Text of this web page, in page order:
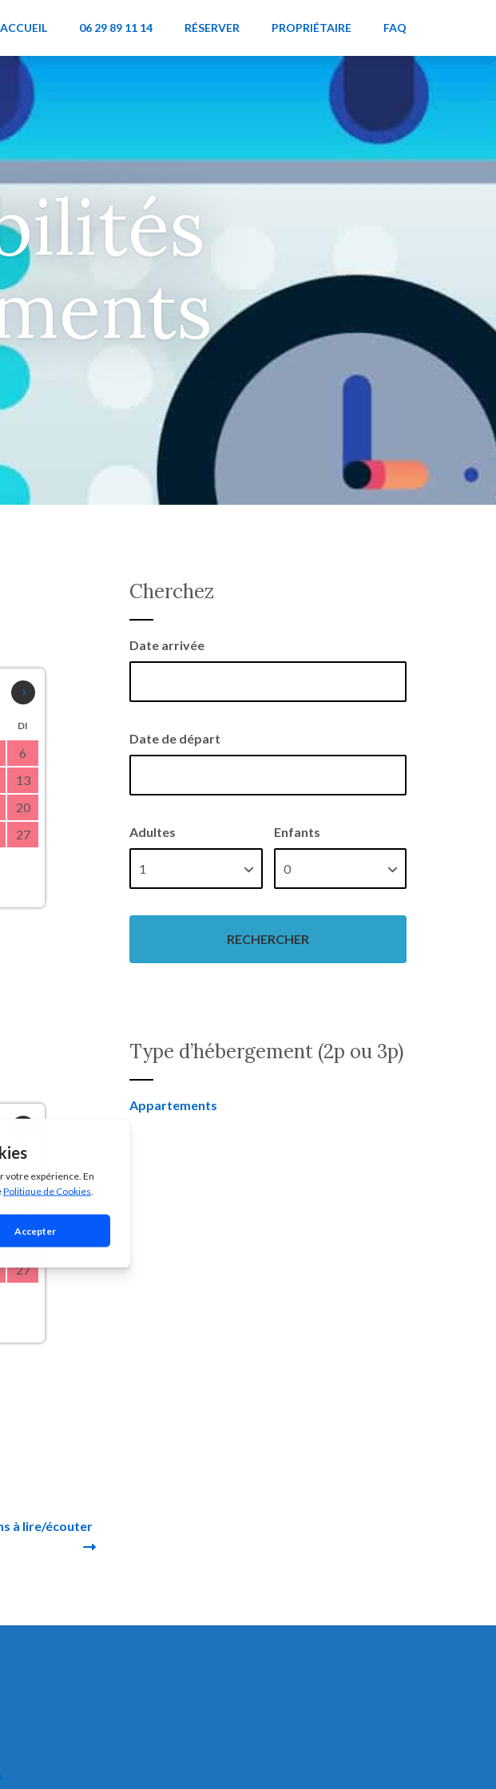
ACCUEIL 06 29 89 11 14 RÉSERVER PROPRIÉTAIRE FAQ
›
DI
6
13
20
27
DI
6
13
27
à lire/écouter
Cherchez
Date arrivée
Date de départ
Adultes Enfants
Type d’hébergement (2p ou 3p)
Appartements